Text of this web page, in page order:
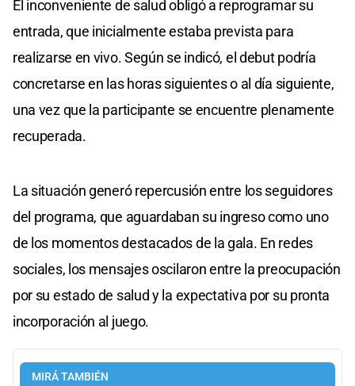
El inconveniente de salud obligó a reprogramar su
entrada, que inicialmente estaba prevista para
realizarse en vivo. Según se indicó, el debut podría
concretarse en las horas siguientes o al día siguiente,
una vez que la participante se encuentre plenamente
recuperada.
La situación generó repercusión entre los seguidores
del programa, que aguardaban su ingreso como uno
de los momentos destacados de la gala. En redes
sociales, los mensajes oscilaron entre la preocupación
por su estado de salud y la expectativa por su pronta
incorporación al juego.
MIRÁ TAMBIÉN